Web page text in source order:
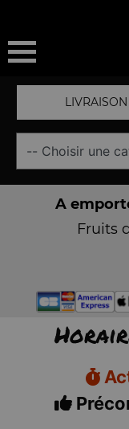
LIVRAISON
A
Fruits